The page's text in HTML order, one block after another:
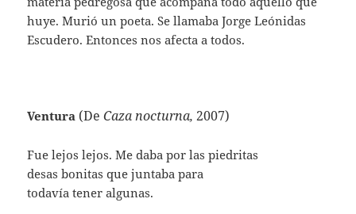
huye. Murió un poeta. Se llamaba Jorge Leónidas
Escudero. Entonces nos afecta a todos.
Ventura (DeCaza nocturna,2007)
Fue lejos lejos. Me daba por las piedritas
desas bonitas que juntaba para
todavía tener algunas.